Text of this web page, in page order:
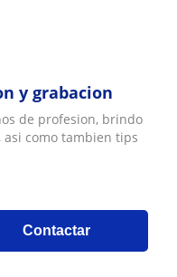
y grabacion
de profesion, brindo
como tambien tips
Contactar